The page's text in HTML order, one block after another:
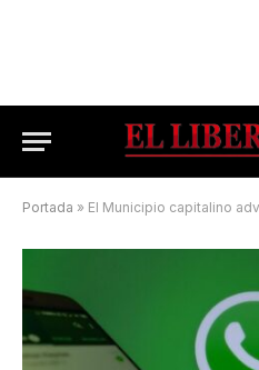
Portada » El Municipio capitalino